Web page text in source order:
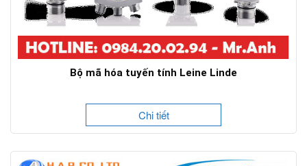
Bộ mã hóa tuyến tính Leine Linde
Chi tiết